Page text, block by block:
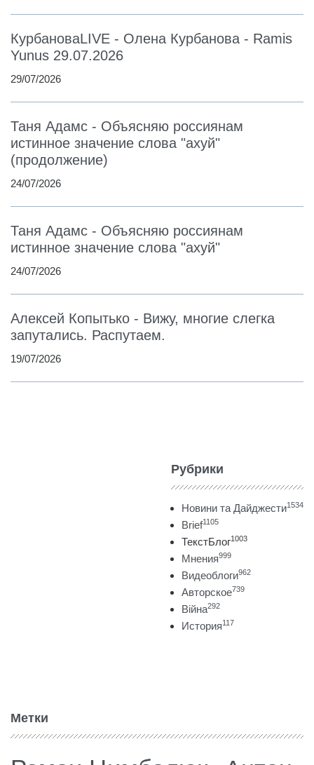
КурбановаLIVE - Олена Курбанова - Ramis
Yunus 29.07.2026
29/07/2026
Таня Адамс - Объясняю россиянам
истинное значение слова "ахуй"
(продолжение)
24/07/2026
Таня Адамс - Объясняю россиянам
истинное значение слова "ахуй"
24/07/2026
Алексей Копытько - Вижу, многие слегка
запутались. Распутаем.
19/07/2026
Рубрики
Новини та Дайджести1534
Brief1105
ТекстБлог1003
Мнения999
Видеоблоги962
Авторское739
Війна292
История117
Метки